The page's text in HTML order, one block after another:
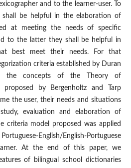
and to the learner-user. To
shall be helpful in the elaboration of
at meeting the needs of specific
to the latter they shall be helpful in
best meet their needs. For that
criteria established by Duran
the concepts of the Theory of
proposed by Bergenholtz and Tarp
the user, their needs and situations
evaluation and elaboration of
criteria model proposed was applied
English/English-Portuguese
At the end of this paper, we
of bilingual school dictionaries